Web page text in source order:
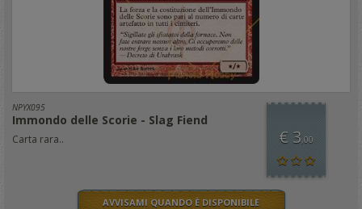
NPYX095
Immondo delle Scorie - Slag Fiend
Carta rara.. € 3,00
AVVISAMI QUANDO È DISPONIBILE